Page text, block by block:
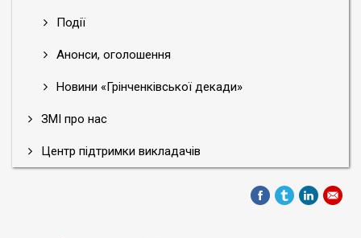
Події
Анонси, оголошення
Новини «Грінченківської декади»
ЗМІ про нас
Центр підтримки викладачів